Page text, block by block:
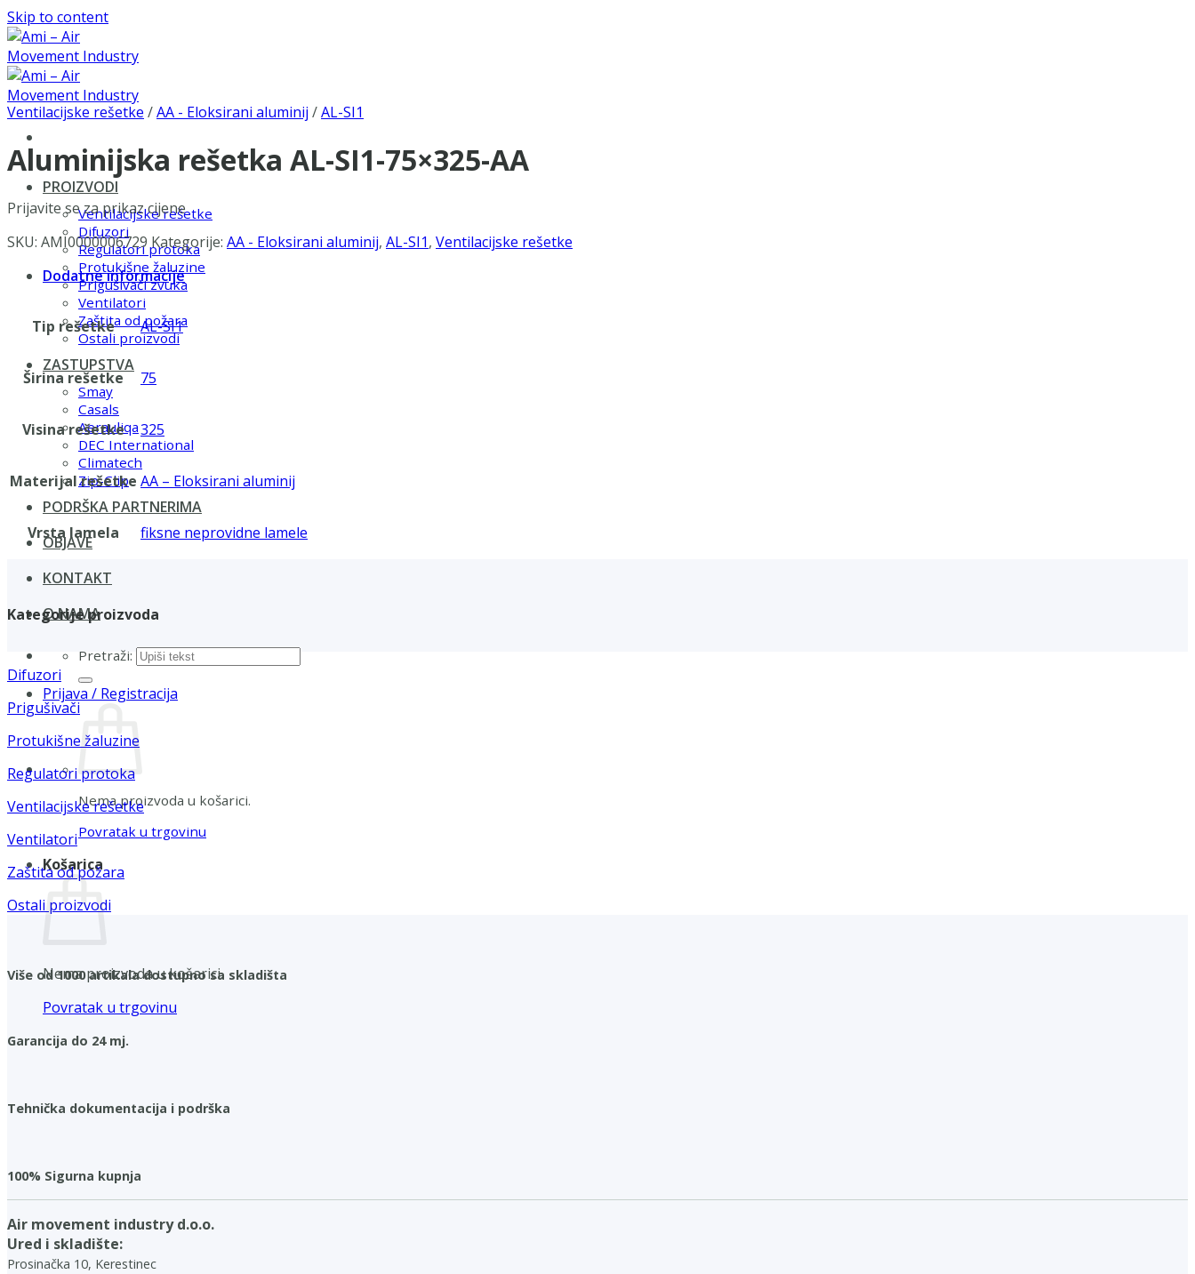
Skip to content
PROIZVODI
Ventilacijske rešetke
Difuzori
Regulatori protoka
Protukišne žaluzine
Prigušivači zvuka
Ventilatori
Zaštita od požara
Ostali proizvodi
ZASTUPSTVA
Smay
Casals
Aerauliqa
DEC International
Climatech
Zip-Clip
PODRŠKA PARTNERIMA
OBJAVE
KONTAKT
O NAMA
Pretraži:
Prijava / Registracija
Nema proizvoda u košarici.
Povratak u trgovinu
Košarica
Nema proizvoda u košarici.
Povratak u trgovinu
Ventilacijske rešetke /AA - Eloksirani aluminij /AL-SI1
Aluminijska rešetka AL-SI1-75×325-AA
Prijavite se za prikaz cijene
SKU: AMI0000006729 Kategorije: AA - Eloksirani aluminij, AL-SI1, Ventilacijske rešetke
Dodatne informacije
Tip rešetke AL-SI1
Širina rešetke 75
Visina rešetke 325
Materijal rešetke AA – Eloksirani aluminij
Vrsta lamela fiksne neprovidne lamele
Kategorije proizvoda
Difuzori
Prigušivači
Protukišne žaluzine
Regulatori protoka
Ventilacijske rešetke
Ventilatori
Zaštita od požara
Ostali proizvodi
Više od 1000 artikala dostupno sa skladišta
Garancija do 24 mj.
Tehnička dokumentacija i podrška
100% Sigurna kupnja
Air movement industry d.o.o.
Ured i skladište:
Prosinačka 10, Kerestinec